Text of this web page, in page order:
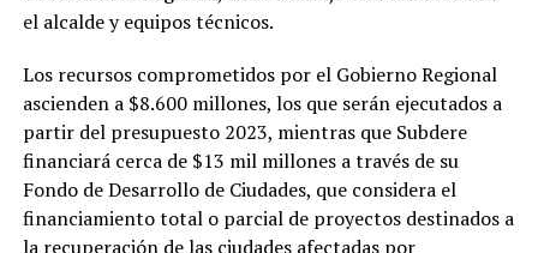
el alcalde y equipos técnicos.
Los recursos comprometidos por el Gobierno Regional
ascienden a $8.600 millones, los que serán ejecutados a
partir del presupuesto 2023, mientras que Subdere
financiará cerca de $13 mil millones a través de su
Fondo de Desarrollo de Ciudades, que considera el
financiamiento total o parcial de proyectos destinados a
la recuperación de las ciudades afectadas por